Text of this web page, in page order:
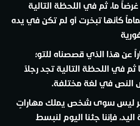
ما، ثم في اللحظة التالية
كأنها تبخرت أو لم تكن في يده
عن هذا الذي قصصناه للتو؛
ثم في اللحظة التالية تجد رجلاً
النص في لغة مختلفة.
ليس سوى شخص يملك مهاراتٍ
فإننا جئنا اليوم لنبسط